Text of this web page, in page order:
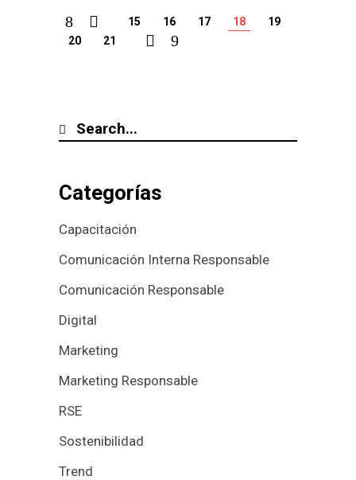
15 16 17 18
19
20
21
Categorías
Capacitación
Comunicación Interna Responsable
Comunicación Responsable
Digital
Marketing
Marketing Responsable
RSE
Sostenibilidad
Trend